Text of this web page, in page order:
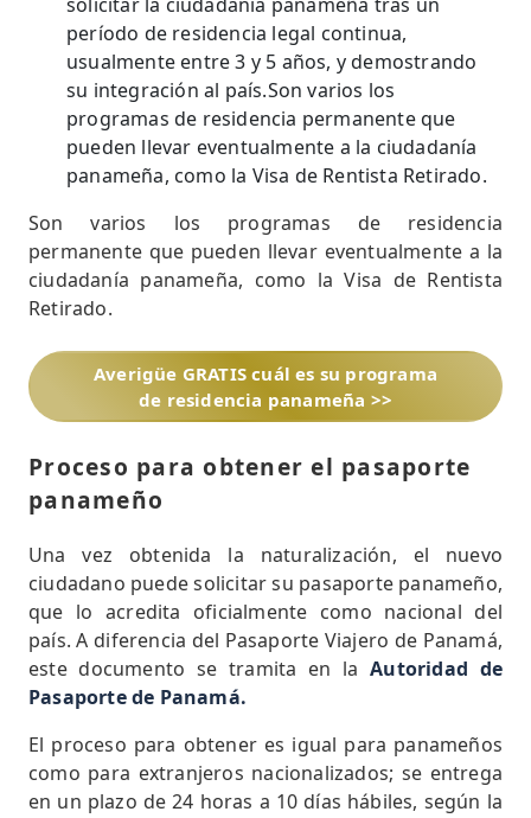
período de residencia legal continua,
usualmente entre 3 y 5 años, y demostrando
su integración al país.Son varios los
programas de residencia permanente que
pueden llevar eventualmente a la ciudadanía
panameña, como la Visa de Rentista Retirado.
Son varios los programas de residencia
permanente que pueden llevar eventualmente a la
ciudadanía panameña, como la Visa de Rentista
Retirado.
Averigüe GRATIS cuál es su programa
de residencia panameña >>
Proceso para obtener el pasaporte
panameño
Una vez obtenida la naturalización, el nuevo
ciudadano puede solicitar su pasaporte panameño,
que lo acredita oficialmente como nacional del
país. A diferencia del Pasaporte Viajero de Panamá,
este documento se tramita en laAutoridad de
Pasaporte de Panamá.
El proceso para obtener es igual para panameños
como para extranjeros nacionalizados; se entrega
en un plazo de 24 horas a 10 días hábiles, según la